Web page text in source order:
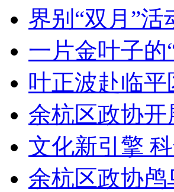
界别“双月”
一片金叶子的
叶正波赴临
余杭区政协
文化新引擎
余杭区政协鸬